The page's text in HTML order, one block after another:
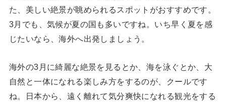
た、美しい絶景が眺められるスポットがおすすめです。
3月でも、気候が夏の国も多いですね。いち早く夏を感
じたいなら、海外へ出発しましょう。
海外の3月に綺麗な絶景を見るとか、海を泳ぐとか、大
自然と一体になれる楽しみ方をするのが、クールです
ね。日本から、遠く離れて気分爽快になれる観光をする